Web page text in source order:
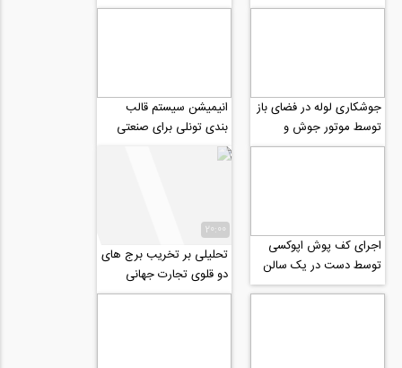
جوشکاری لوله در فضای باز
توسط موتور جوش و
اینورتر
انیمیشن سیستم قالب
بندی تونلی برای صنعتی
سازی
اجرای کف پوش اپوکسی
توسط دست در یک سالن
مسکونی به منظور
20:00
تحلیلی بر تخریب برج های
دو قلوی تجارت جهانی
آمریکا و اثبات اشتباه بودن